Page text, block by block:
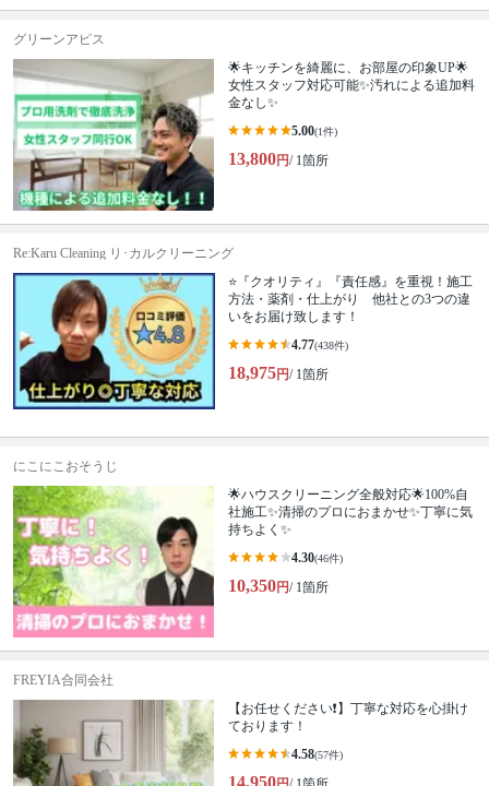
グリーンアピス
🌟キッチンを綺麗に、お部屋の印象UP🌟
女性スタッフ対応可能✨汚れによる追加料
金なし✨
5.00(1件)
13,800円/ 1箇所
Re:Karu Cleaning リ･カルクリーニング
⭐『クオリティ』『責任感』を重視！施工
方法・薬剤・仕上がり 他社との3つの違
いをお届け致します！
4.77(438件)
18,975円/ 1箇所
にこにこおそうじ
🌟ハウスクリーニング全般対応🌟100%自
社施工✨清掃のプロにおまかせ✨丁寧に気
持ちよく✨
4.30(46件)
10,350円/ 1箇所
FREYIA合同会社
【お任せください❗️】丁寧な対応を心掛け
ております！
4.58(57件)
14,950